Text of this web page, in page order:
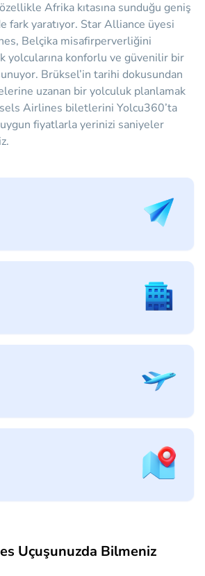
Afrika kıtasına sunduğu geniş
fark yaratıyor. Star Alliance üyesi
Belçika misafirperverliğini
yolcularına konforlu ve güvenilir bir
Brüksel’in tarihi dokusundan
uzanan bir yolculuk planlamak
Airlines biletlerini Yolcu360’ta
fiyatlarla yerinizi saniyeler
Uçuşunuzda Bilmeniz